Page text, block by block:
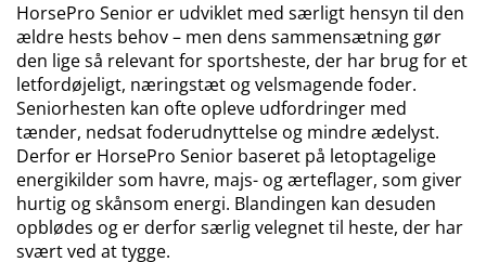
HorsePro Senior er udviklet med særligt hensyn til den
ældre hests behov – men dens sammensætning gør
den lige så relevant for sportsheste, der har brug for et
letfordøjeligt, næringstæt og velsmagende foder.
Seniorhesten kan ofte opleve udfordringer med
tænder, nedsat foderudnyttelse og mindre ædelyst.
Derfor er HorsePro Senior baseret på letoptagelige
energikilder som havre, majs- og ærteflager, som giver
hurtig og skånsom energi. Blandingen kan desuden
opblødes og er derfor særlig velegnet til heste, der har
svært ved at tygge.